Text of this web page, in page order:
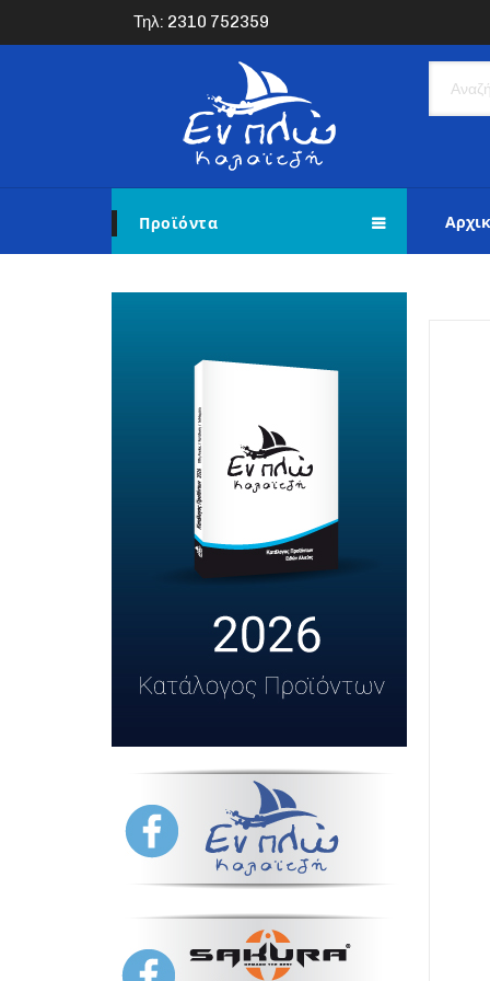
Τηλ: 2310 752359
Προϊόντα